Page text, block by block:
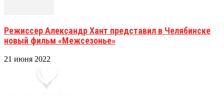
Режиссер Александр Хант представил в Челябинске
новый фильм «Межсезонье»
21 июня 2022